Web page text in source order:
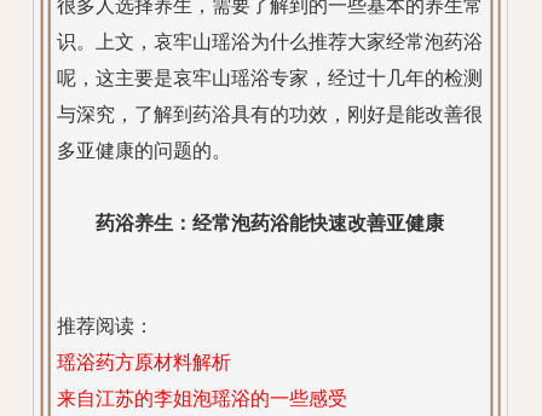
很多人选择养生，需要了解到的一些基本的养生常
识。上文，哀牢山瑶浴为什么推荐大家经常泡药浴
呢，这主要是哀牢山瑶浴专家，经过十几年的检测
与深究，了解到药浴具有的功效，刚好是能改善很
多亚健康的问题的。
药浴养生：经常泡药浴能快速改善亚健康
推荐阅读：
瑶浴药方原材料解析
来自江苏的李姐泡瑶浴的一些感受